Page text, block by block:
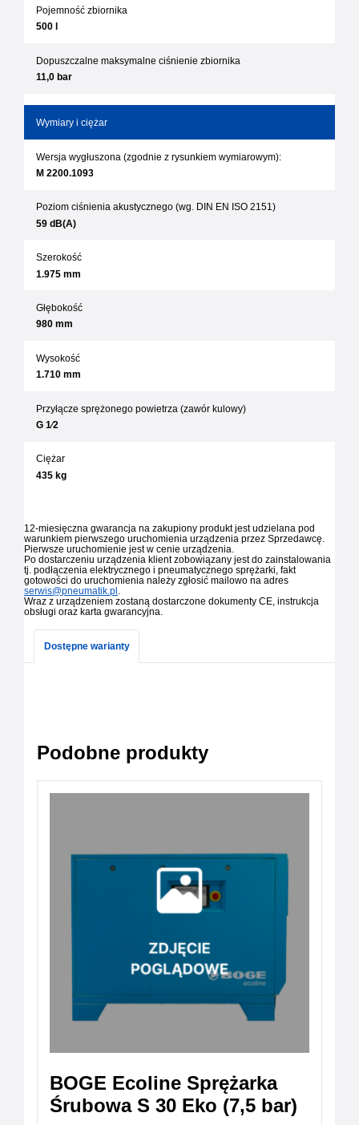
Pojemność zbiornika
500 l
Dopuszczalne maksymalne ciśnienie zbiornika
11,0 bar
Wymiary i ciężar
Wersja wygłuszona (zgodnie z rysunkiem wymiarowym):
M 2200.1093
Poziom ciśnienia akustycznego (wg. DIN EN ISO 2151)
59 dB(A)
Szerokość
1.975 mm
Głębokość
980 mm
Wysokość
1.710 mm
Przyłącze sprężonego powietrza (zawór kulowy)
G 1⁄2
Ciężar
435 kg
12-miesięczna gwarancja na zakupiony produkt jest udzielana pod
warunkiem pierwszego uruchomienia urządzenia przez Sprzedawcę.
Pierwsze uruchomienie jest w cenie urządzenia.
Po dostarczeniu urządzenia klient zobowiązany jest do zainstalowania
tj. podłączenia elektrycznego i pneumatycznego sprężarki, fakt
gotowości do uruchomienia należy zgłosić mailowo na adres
serwis@pneumatik.pl .
Wraz z urządzeniem zostaną dostarczone dokumenty CE, instrukcja
obsługi oraz karta gwarancyjna.
Dostępne warianty
Podobne produkty
BOGE Ecoline Sprężarka
Śrubowa S 30 Eko (7,5 bar)